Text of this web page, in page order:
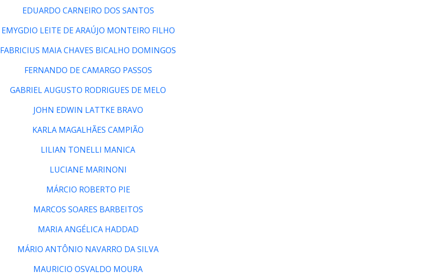
EDUARDO CARNEIRO DOS SANTOS
EMYGDIO LEITE DE ARAÚJO MONTEIRO FILHO
FABRICIUS MAIA CHAVES BICALHO DOMINGOS
FERNANDO DE CAMARGO PASSOS
GABRIEL AUGUSTO RODRIGUES DE MELO
JOHN EDWIN LATTKE BRAVO
KARLA MAGALHÃES CAMPIÃO
LILIAN TONELLI MANICA
LUCIANE MARINONI
MÁRCIO ROBERTO PIE
MARCOS SOARES BARBEITOS
MARIA ANGÉLICA HADDAD
MÁRIO ANTÔNIO NAVARRO DA SILVA
MAURICIO OSVALDO MOURA